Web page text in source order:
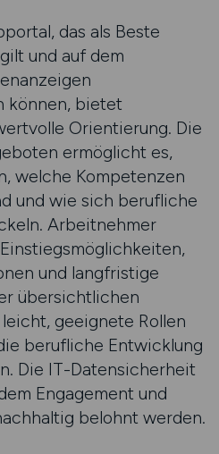
das als Beste
und auf dem
können, bietet
Orientierung. Die
ermöglicht es,
welche Kompetenzen
und wie sich berufliche
Arbeitnehmer
und langfristige
übersichtlichen
geeignete Rollen
berufliche Entwicklung
Die IT-Datensicherheit
Engagement und
belohnt werden.